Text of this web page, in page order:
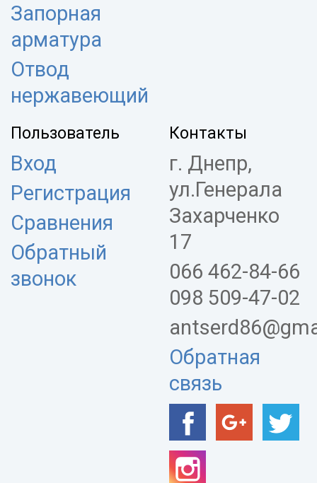
Запорная
арматура
Отвод
нержавеющий
Пользователь
Вход
Регистрация
Сравнения
Обратный
звонок
Контакты
г. Днепр,
ул.Генерала
Захарченко
17
066 462-84-66
098 509-47-02
Обратная
связь